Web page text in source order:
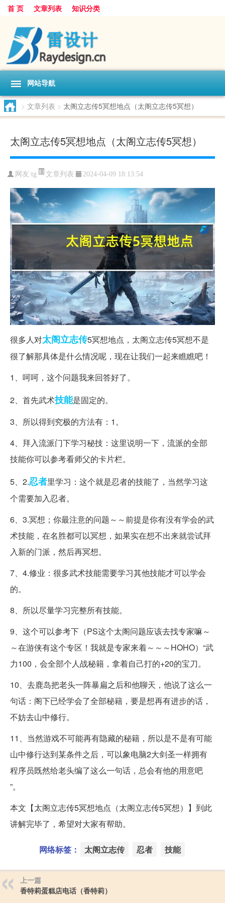
首 页 文章列表 知识分类
网站导航
> 文章列表 > 太阁立志传5冥想地点（太阁立志传5冥想）
太阁立志传5冥想地点（太阁立志传5冥想）
网友:tg 文章列表 2024-04-09 18:13:54
很多人对太阁立志传5冥想地点，太阁立志传5冥想不是
很了解那具体是什么情况呢，现在让我们一起来瞧瞧吧！
1、呵呵，这个问题我来回答好了。
2、首先武术技能是固定的。
3、所以得到究极的方法有：1。
4、拜入流派门下学习秘技：这里说明一下，流派的全部
技能你可以参考看师父的卡片栏。
5、2.忍者里学习：这个就是忍者的技能了，当然学习这
个需要加入忍者。
6、3.冥想；你最注意的问题～～前提是你有没有学会的武
术技能，在名胜都可以冥想，如果实在想不出来就尝试拜
入新的门派，然后再冥想。
7、4.修业：很多武术技能需要学习其他技能才可以学会
的。
8、所以尽量学习完整所有技能。
9、这个可以参考下（PS这个太阁问题应该去找专家嘛～
～在游侠有这个专区！我就是专家来着～～～HOHO）“武
力100，会全部个人战秘籍，拿着自己打的+20的宝刀。
10、去鹿岛把老头一阵暴扁之后和他聊天，他说了这么一
句话：阁下已经学会了全部秘籍，要是想再有进步的话，
不妨去山中修行。
11、当然游戏不可能再有隐藏的秘籍，所以是不是有可能
山中修行达到某条件之后，可以象电脑2大剑圣一样拥有
程序员既然给老头编了这么一句话，总会有他的用意吧
”。
本文【太阁立志传5冥想地点（太阁立志传5冥想）】到此
讲解完毕了，希望对大家有帮助。
网络标签： 太阁立志传 忍者 技能
上一篇
香特莉蛋糕店电话（香特莉）